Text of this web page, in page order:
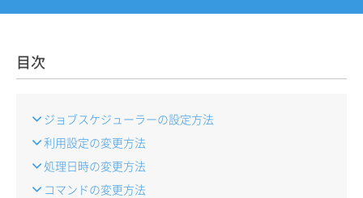
目次
ジョブスケジューラーの設定方法
利用設定の変更方法
処理日時の変更方法
コマンドの変更方法